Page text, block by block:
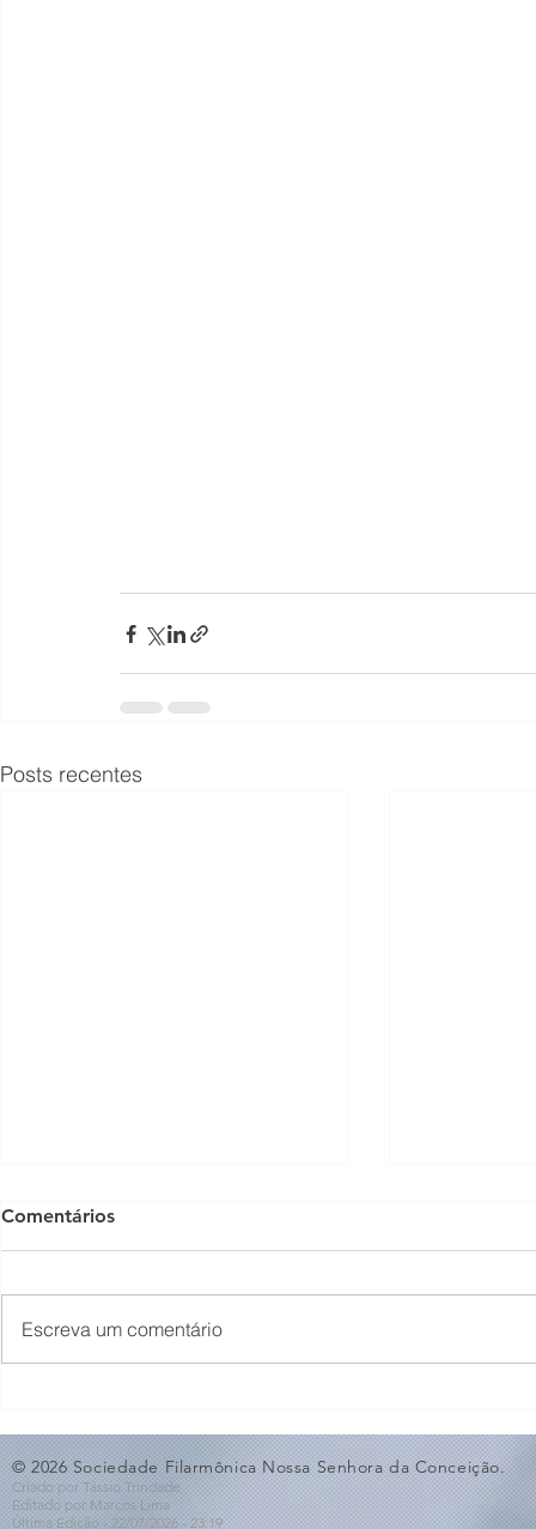
Posts recentes
🎵🎶
ao Dia dos
Comentários
Escreva um comentário
© 2026 Sociedade Filarmônica Nossa Senhora da Conceição.
Criado por Tássio Trindade
Editado por Marcos Lima
Última Edição - 22/07/2026 - 23:19